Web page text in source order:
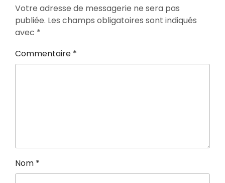
Votre adresse de messagerie ne sera pas
publiée. Les champs obligatoires sont indiqués
avec *
Commentaire *
Nom *